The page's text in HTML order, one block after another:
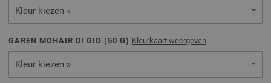
Kleur kiezen »
GAREN MOHAIR DI GIO ( 50 G) Kleurkaart weergeven
Kleur kiezen »